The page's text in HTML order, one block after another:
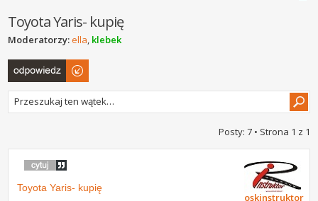
Toyota Yaris- kupię
Moderatorzy:ella, klebek
Odpowiedz
Posty: 7 • Strona 1 z 1
Toyota Yaris- kupię
oskinstruktor